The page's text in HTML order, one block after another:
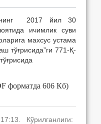
2017 йил 30
ичимлик суви
махсус устама
тўғрисида”ги 771-Қ-
форматда 606 Кб)
17:13. Кўрилганлиги: